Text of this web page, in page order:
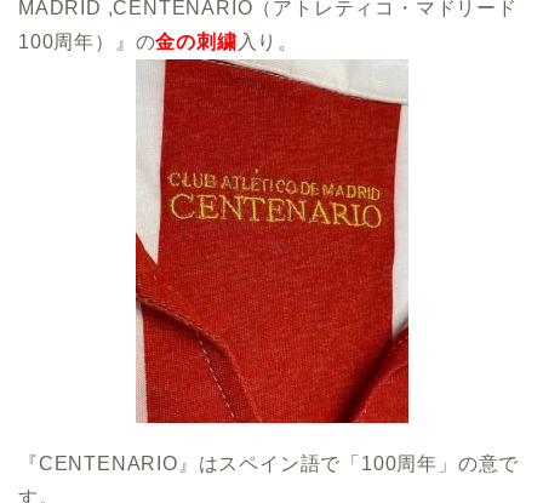
MADRID ,CENTENARIO（アトレティコ・マドリード
100周年）』の金の刺繍 入り。
『CENTENARIO』はスペイン語で「100周年」の意で
す。